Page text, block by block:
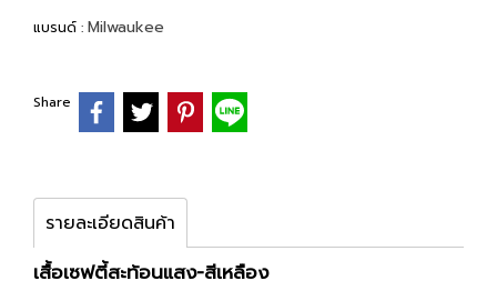
แบรนด์ : Milwaukee
Share
รายละเอียดสินค้า
เสื้อเซฟตี้สะท้อนแสง-สีเหลือง